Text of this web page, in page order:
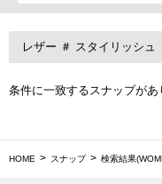
レザー ＃ スタイリッシュ
条件に一致するスナップがあ
HOME スナップ 検索結果